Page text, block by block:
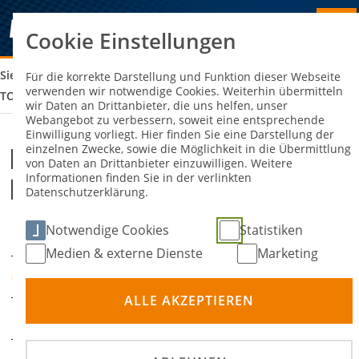
Sie sind hier: MEISTERSCHAFTSSPIEL MSC PATTENSEN : MSF
TORNADO KIERSPE
Meisterschaftsspiel MSC
Pattensen : MSF Tornado Kierspe
DATUM 29. Juni 2025
ORT Pattensen
Cookie Einstellungen
Für die korrekte Darstellung und Funktion dieser Webseite
verwenden wir notwendige Cookies. Weiterhin übermitteln
wir Daten an Drittanbieter, die uns helfen, unser
Webangebot zu verbessern, soweit eine entsprechende
Einwilligung vorliegt. Hier finden Sie eine Darstellung der
einzelnen Zwecke, sowie die Möglichkeit in die Übermittlung
von Daten an Drittanbieter einzuwilligen. Weitere
Informationen finden Sie in der verlinkten
Datenschutzerklärung.
Notwendige Cookies
Statistiken
Medien & externe Dienste
Marketing
ALLE AKZEPTIEREN